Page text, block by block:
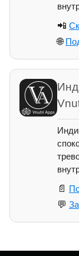
📲
🌐
📄
💬